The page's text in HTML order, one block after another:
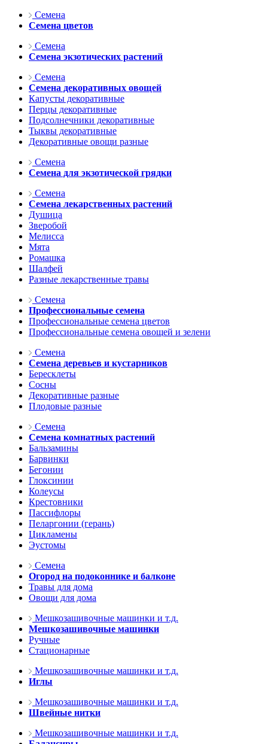
Семена
Семена цветов
Семена
Семена экзотических растений
Семена
Семена декоративных овощей
Капусты декоративные
Перцы декоративные
Подсолнечники декоративные
Тыквы декоративные
Декоративные овощи разные
Семена
Семена для экзотической грядки
Семена
Семена лекарственных растений
Душица
Зверобой
Мелисса
Мята
Ромашка
Шалфей
Разные лекарственные травы
Семена
Профессиональные семена
Профессиональные семена цветов
Профессиональные семена овощей и зелени
Семена
Семена деревьев и кустарников
Бересклеты
Сосны
Декоративные разные
Плодовые разные
Семена
Семена комнатных растений
Бальзамины
Барвинки
Бегонии
Глоксинии
Колеусы
Крестовники
Пассифлоры
Пеларгонии (герань)
Цикламены
Эустомы
Семена
Огород на подоконнике и балконе
Травы для дома
Овощи для дома
Мешкозашивочные машинки и т.д.
Мешкозашивочные машинки
Ручные
Стационарные
Мешкозашивочные машинки и т.д.
Иглы
Мешкозашивочные машинки и т.д.
Швейные нитки
Мешкозашивочные машинки и т.д.